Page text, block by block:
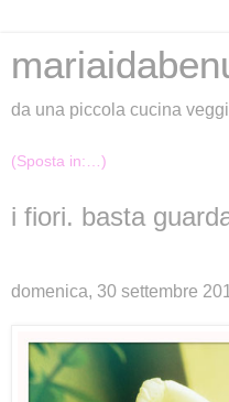
da una piccola cucina
i fiori. basta
domenica, 30 settembre